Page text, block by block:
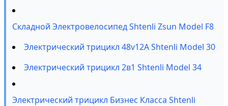
Складной Электровелосипед Shtenli Zsun Model F8
Электрический трицикл 48v12A Shtenli Model 30
Электрический трицикл 2в1 Shtenli Model 34
Электрический трицикл Бизнес Класса Shtenli